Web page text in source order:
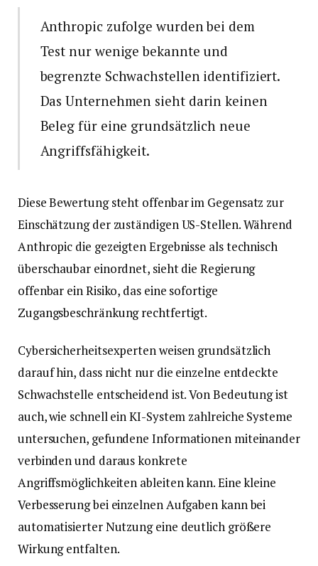
Anthropic zufolge wurden bei dem
Test nur wenige bekannte und
begrenzte Schwachstellen identifiziert.
Das Unternehmen sieht darin keinen
Beleg für eine grundsätzlich neue
Angriffsfähigkeit.
Diese Bewertung steht offenbar im Gegensatz zur
Einschätzung der zuständigen US-Stellen. Während
Anthropic die gezeigten Ergebnisse als technisch
überschaubar einordnet, sieht die Regierung
offenbar ein Risiko, das eine sofortige
Zugangsbeschränkung rechtfertigt.
Cybersicherheitsexperten weisen grundsätzlich
darauf hin, dass nicht nur die einzelne entdeckte
Schwachstelle entscheidend ist. Von Bedeutung ist
auch, wie schnell ein KI-System zahlreiche Systeme
untersuchen, gefundene Informationen miteinander
verbinden und daraus konkrete
Angriffsmöglichkeiten ableiten kann. Eine kleine
Verbesserung bei einzelnen Aufgaben kann bei
automatisierter Nutzung eine deutlich größere
Wirkung entfalten.